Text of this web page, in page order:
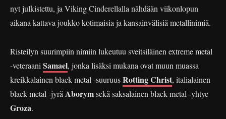
nyt julkistettu, ja Viking Cinderellalla nähdään viikonlopun
aikana kattava joukko kotimaisia ja kansainvälisiä metallinimiä.
Risteilyn suurimpiin nimiin lukeutuu sveitsiläinen extreme metal
-veteraani Samael, jonka lisäksi mukana ovat muun muassa
kreikkalainen black metal -suuruusRotting Christ, italialainen
black metal -jyrä Aborymsekä saksalainen black metal -yhtye
Groza.